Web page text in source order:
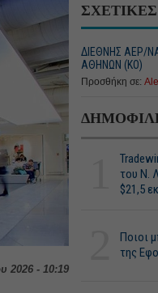
2026 - 10:19
ΔΙΕΘΝΗΣ ΑΕΡ/
ΑΘΗΝΩΝ (ΚΟ)
Προσθήκη σε:
του Ν.
$21,5
Ποιοι
της